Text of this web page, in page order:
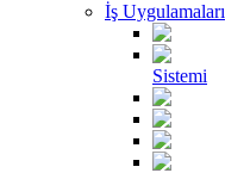
İş Uygulamaları
Sistemi